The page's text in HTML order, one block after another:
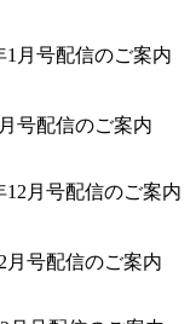
号配信のご案内
月号配信のご案内